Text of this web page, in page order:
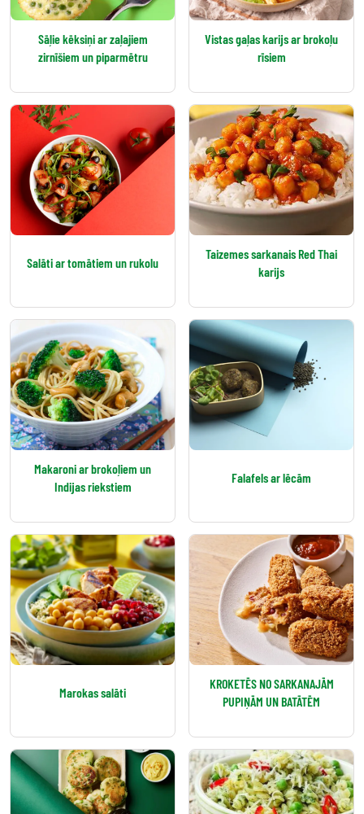
Sāļie kēksiņi ar zaļajiem
zirnīšiem un piparmētru
Vistas gaļas karijs ar brokoļu
rīsiem
Salāti ar tomātiem un rukolu
Taizemes sarkanais Red Thai
karijs
Makaroni ar brokoļiem un
Indijas riekstiem
Falafels ar lēcām
Marokas salāti
KROKETĒS NO SARKANAJĀM
PUPIŅĀM UN BATĀTĒM